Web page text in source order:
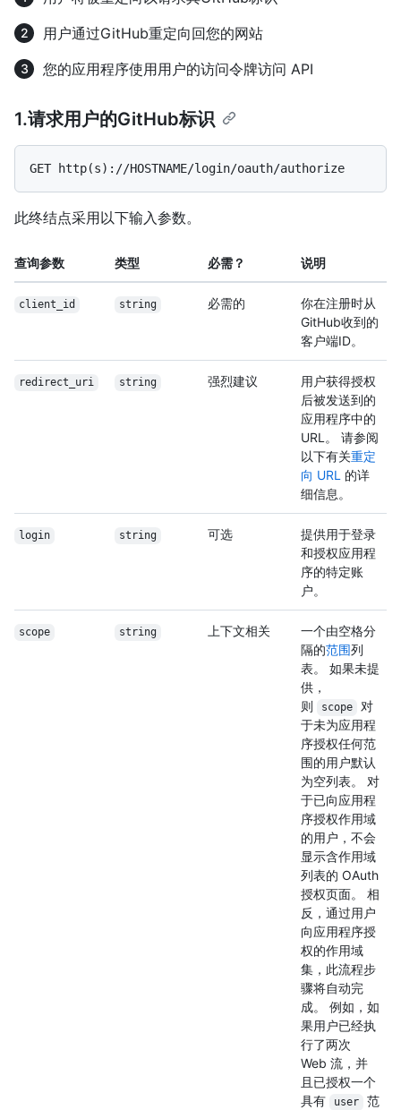
用户通过GitHub重定向回您的网站
您的应用程序使用用户的访问令牌访问 API
1.请求用户的GitHub标识
此终结点采用以下输入参数。
查询参数 类型 必需？ 说明
client_id string 必需的
你在注册时从
GitHub收到的
客户端ID。
redirect_uri string 强烈建议
用户获得授权
后被发送到的
应用程序中的
URL。 请参阅
以下有关重定
向 URL 的详
细信息。
login string 可选
提供用于登录
和授权应用程
序的特定账
户。
scope string 上下文相关
一个由空格分
隔的范围列
表。 如果未提
供，
则
scope
对
于未为应用程
序授权任何范
围的用户默认
为空列表。 对
于已向应用程
序授权作用域
的用户，不会
显示含作用域
列表的 OAuth
授权页面。 相
反，通过用户
向应用程序授
权的作用域
集，此流程步
骤将自动完
成。 例如，如
果用户已经执
行了两次
Web 流，并
且已授权一个
具有
user
范